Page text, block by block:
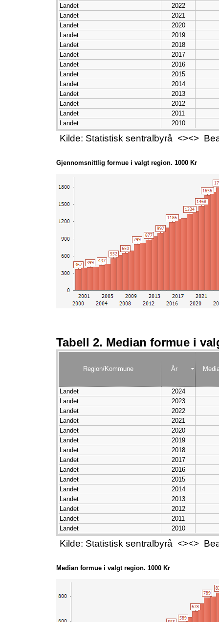
Landet
2022
Landet
2021
Landet
2020
Landet
2019
Landet
2018
Landet
2017
Landet
2016
Landet
2015
Landet
2014
Landet
2013
Landet
2012
Landet
2011
Landet
2010
Landet
2009
Landet
2008
Landet
2006
Landet
2001
Landet
2000
Kilde: Statistisk sentralbyrå <><>
Gjennomsnittlig formue i valgt region. 1000 Kr
Tabell 2. Median formue i
Region/Kommune År
Landet
2024
Landet
2023
Landet
2022
Landet
2021
Landet
2020
Landet
2019
Landet
2018
Landet
2017
Landet
2016
Landet
2015
Landet
2014
Landet
2013
Landet
2012
Landet
2011
Landet
2010
Landet
2009
Landet
2008
Landet
Landet
2001
Kilde: Statistisk sentralbyrå <><>
Median formue i valgt region. 1000 Kr